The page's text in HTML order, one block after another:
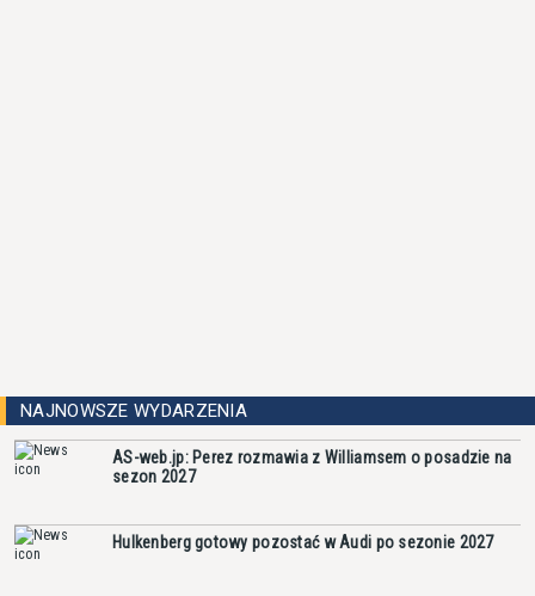
NAJNOWSZE WYDARZENIA
AS-web.jp: Perez rozmawia z Williamsem o posadzie na
sezon 2027
Hulkenberg gotowy pozostać w Audi po sezonie 2027